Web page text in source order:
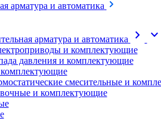
арматура и автоматика
арматура и автоматика
chevron_right expand_more
и комплектующие
давления и комплектующие
комплектующие
смесительные и
и комплектующие